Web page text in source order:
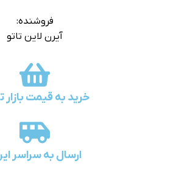
فروشنده:
آیرن لاین تاتو
خرید به قیمت بازار
ارسال به سراسر